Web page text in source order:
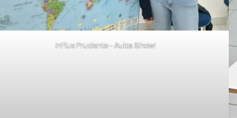
inFlux Prudente - Aulas Show!